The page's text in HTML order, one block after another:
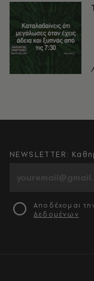
NEWSLETTER:
Αποδέχομαι
Δεδομένων